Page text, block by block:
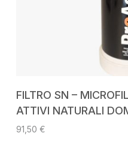
FILTRO SN –
ATTIVI NATURALI
91,50 €